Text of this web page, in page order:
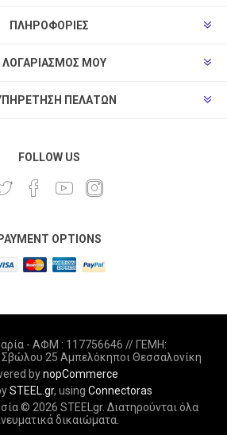
ΠΛΗΡΟΦΟΡΊΕΣ
ΛΟΓΑΡΙΑΣΜΌΣ ΜΟΥ
ΠΕΛΑΤΏΝ
FOLLOW US
PAYMENT OPTIONS
- ΑΦΜ : 117756646 // ΓΕΜΗ:
25 Αμπελόκηποι Θεσσαλονίκη
bynopCommerce
STEEL.gr, using Connectoras
© 2026 STEELgr. Διατηρούνται όλα
δικαιώματα.